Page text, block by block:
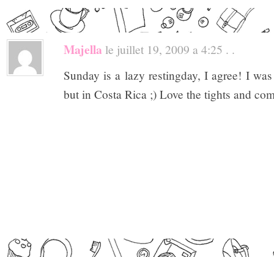
Majella le juillet 19, 2009 a 4:25 . .
Sunday is a lazy restingday, I agree! I
but in Costa Rica ;) Love the tights and